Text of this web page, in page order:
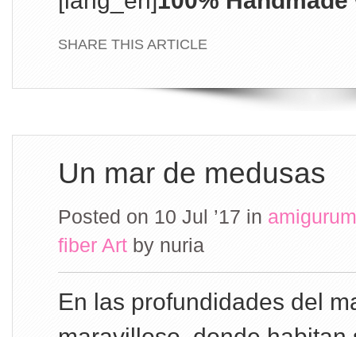
SHARE THIS ARTICLE
Un mar de medusas
Posted on 10 Jul ’17 in
fiber Art by nuria
En las profundidades del